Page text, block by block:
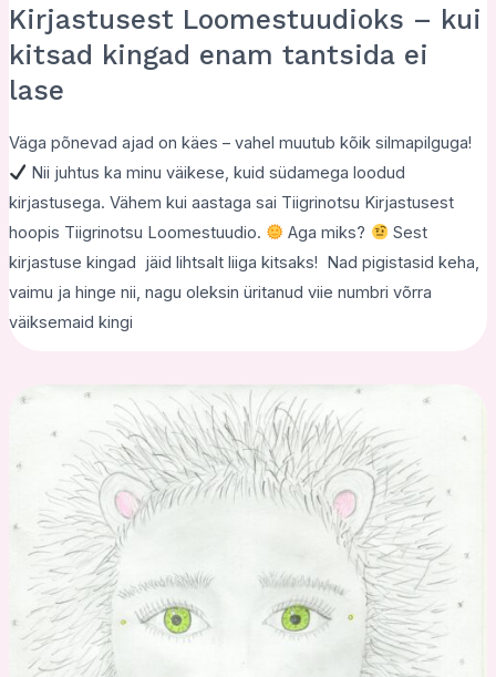
Kirjastusest Loomestuudioks – kui
kitsad kingad enam tantsida ei
lase
Väga põnevad ajad on käes – vahel muutub kõik silmapilguga!
Nii juhtus ka minu väikese, kuid südamega loodud
kirjastusega. Vähem kui aastaga sai Tiigrinotsu Kirjastusest
hoopis Tiigrinotsu Loomestuudio.
Aga miks?
Sest
kirjastuse kingad jäid lihtsalt liiga kitsaks! Nad pigistasid keha,
vaimu ja hinge nii, nagu oleksin üritanud viie numbri võrra
väiksemaid kingi